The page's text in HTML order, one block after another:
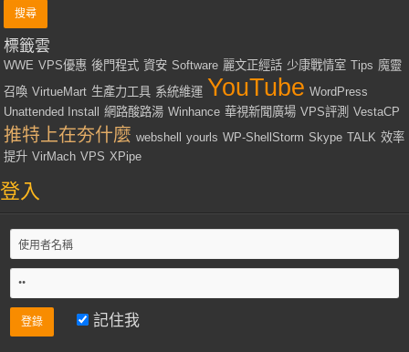
標籤雲
WWE VPS優惠 後門程式 資安 Software 麗文正經話 少康戰情室 Tips 魔靈
召喚 VirtueMart 生產力工具 系統維運 YouTube WordPress
Unattended Install
網路酸路湯 Winhance 華視新聞廣場 VPS評測 VestaCP
推特上在夯什麼 webshell yourls WP-ShellStorm Skype TALK 效率
提升 VirMach VPS XPipe
登入
記住我